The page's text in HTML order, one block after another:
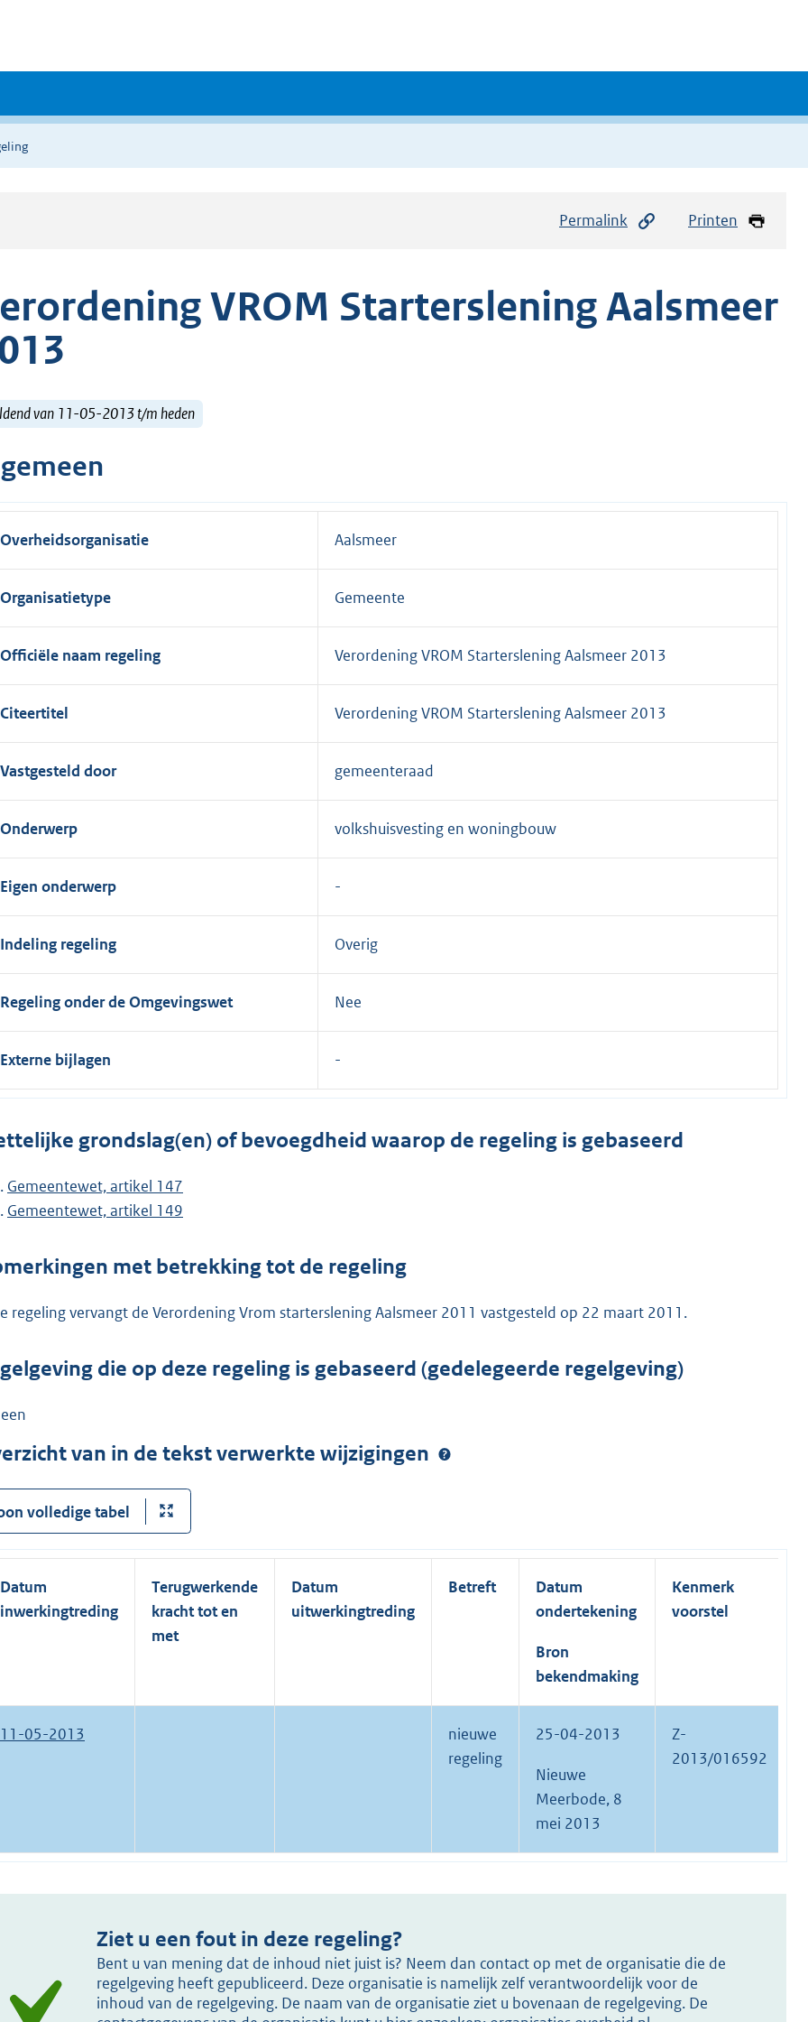
Permalink Printen
VROM Starterslening Aalsmeer
van 11-05-2013 t/m heden
Overheidsorganisatie Aalsmeer
Organisatietype Gemeente
Officiële naam regeling Verordening VROM Starterslening Aalsmeer 2013
Citeertitel Verordening VROM Starterslening Aalsmeer 2013
Vastgesteld door gemeenteraad
Onderwerp volkshuisvesting en woningbouw
Eigen onderwerp
Indeling regeling Overig
Regeling onder de Omgevingswet Nee
Externe bijlagen
grondslag(en) of bevoegdheid waarop de regeling is gebaseerd
Gemeentewet, artikel 147
Gemeentewet, artikel 149
met betrekking tot de regeling
regeling vervangt de Verordening Vrom starterslening Aalsmeer 2011 vastgesteld op 22 maart 2011.
die op deze regeling is gebaseerd (gedelegeerde regelgeving)
van in de tekst verwerkte wijzigingen
volledige tabel
Datum
inwerkingtreding
Terugwerkende
kracht tot en
met
Datum
uitwerkingtreding
Betreft
Datum
ondertekening
Bron
bekendmaking
Kenmerk
voorstel
11-05-2013
nieuwe
regeling
25-04-2013
Nieuwe
Meerbode, 8
mei 2013
Z-
2013/016592
Ziet u een fout in deze regeling?
Bent u van mening dat de inhoud niet juist is? Neem dan contact op met de organisatie die de
regelgeving heeft gepubliceerd. Deze organisatie is namelijk zelf verantwoordelijk voor de
inhoud van de regelgeving. De naam van de organisatie ziet u bovenaan de regelgeving. De